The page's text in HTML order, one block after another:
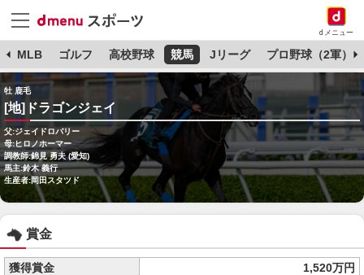
dメニュー
MLB ゴルフ 高校野球 競馬 Jリーグ プロ野球（2軍）
牡 鹿毛
[地]ドラゴンジェイ
父:ジェイドロバリー
母:ヒロノホーマー
調教師:錦見 勇夫 (愛知)
馬主:鈴木 義行
生産者:岡田スタツド
賞金
獲得賞金
1,520万円